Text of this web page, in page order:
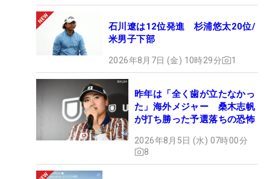
石川遼は12位発進 杉浦悠太20位/
米男子下部
2026年8月7日 (金) 10時29分 1
昨年は「全く歯が立たなかっ
た」海外メジャー 桑木志帆
が打ち勝った予選落ちの恐怖
2026年8月5日 (水) 07時00分
8